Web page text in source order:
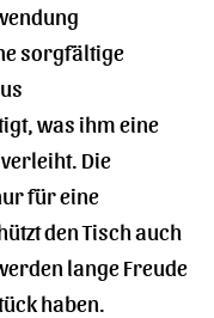
sorgfältige
was ihm eine
Die
für eine
den Tisch auch
lange Freude
haben.